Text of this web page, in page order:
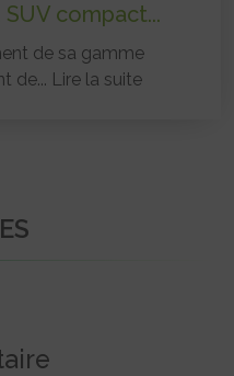
SUV compact...
de sa gamme
de... Lire la suite